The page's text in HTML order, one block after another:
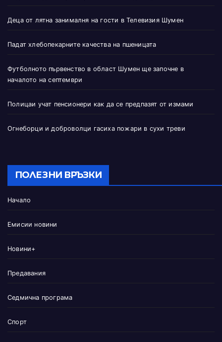
Деца от лятна занималня на гости в Телевизия Шумен
Падат хлебопекарните качества на пшеницата
Футболното първенство в област Шумен ще започне в
началото на септември
Полицаи учат пенсионери как да се предпазят от измами
Огнеборци и доброволци гасиха пожари в сухи треви
ПОЛЕЗНИ ВРЪЗКИ
Начало
Емисии новини
Новини+
Предавания
Седмична програма
Спорт